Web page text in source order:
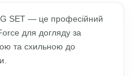
SET — це професійний
для догляду за
та схильною до